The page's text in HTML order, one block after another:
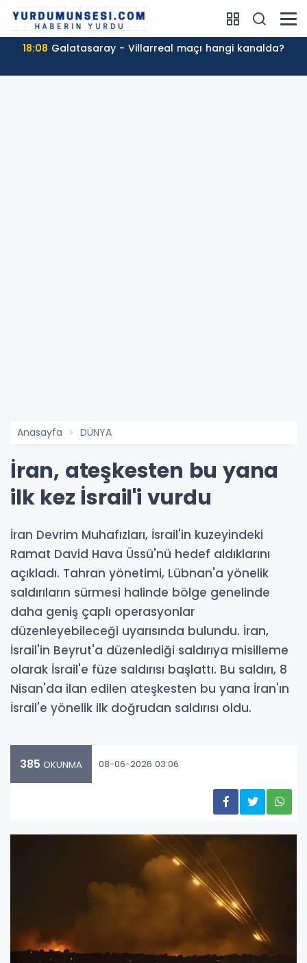
18:08 Galatasaray - Villarreal maçı hangi kanalda?
Anasayfa DÜNYA
İran, ateşkesten bu yana
ilk kez İsrail'i vurdu
İran Devrim Muhafızları, İsrail'in kuzeyindeki
Ramat David Hava Üssü'nü hedef aldıklarını
açıkladı. Tahran yönetimi, Lübnan'a yönelik
saldırıların sürmesi halinde bölge genelinde
daha geniş çaplı operasyonlar
düzenleyebileceği uyarısında bulundu. İran,
İsrail'in Beyrut'a düzenlediği saldırıya misilleme
olarak İsrail'e füze saldırısı başlattı. Bu saldırı, 8
Nisan'da ilan edilen ateşkesten bu yana İran'ın
İsrail'e yönelik ilk doğrudan saldırısı oldu.
385 OKUNMA 08-06-2026 03:06